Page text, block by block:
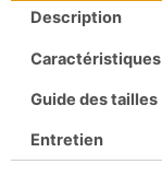
Description
Caractéristiques
Guide des tailles
Entretien